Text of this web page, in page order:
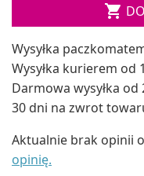

Wysyłka
Wysyłka kurierem od
Darmowa wysyłka od
30 dni na zwrot
Aktualnie brak opinii
opinię.